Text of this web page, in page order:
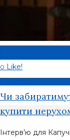
0 Like!
Чи
купити
Інтерв’ю для